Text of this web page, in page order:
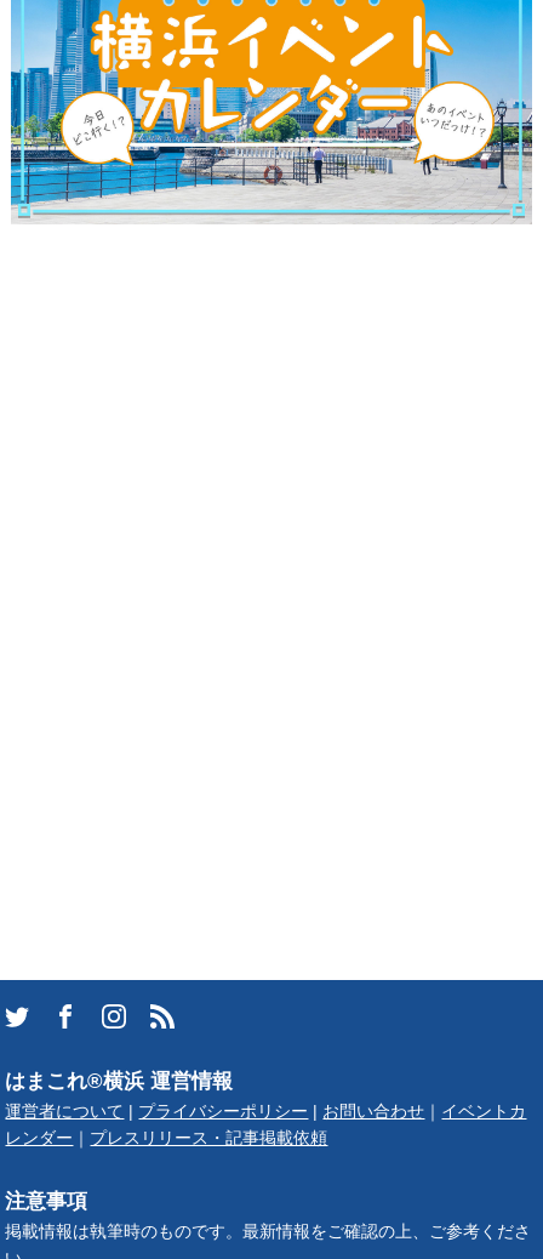
はまこれ®横浜 運営情報
運営者について | プライバシーポリシー | お問い合わせ ｜ イベントカ
レンダー ｜ プレスリリース・記事掲載依頼
注意事項
掲載情報は執筆時のものです。最新情報をご確認の上、ご参考くださ